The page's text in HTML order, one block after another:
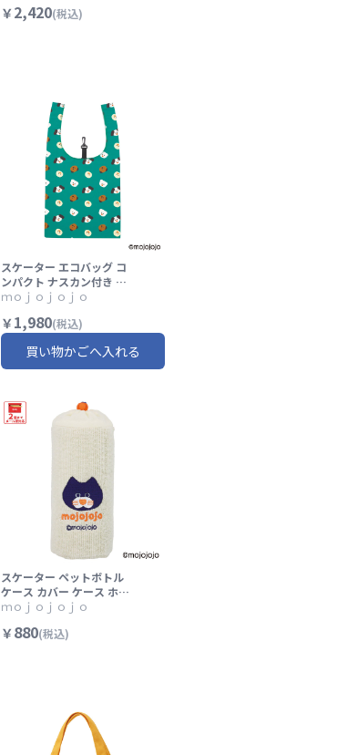
ojo モジョジョジョ グッ
￥ 2,420(税込)
スケーター エコバッグ コ
ンパクト ナスカン付き 折
り畳み 便利 買い物 バッグ
ojojojo モジョジョジョ
グッズ パスアート×グリ
ーン【かばん カバン 可愛
い おしゃれ キャラクタ
ｍｏｊｏｊｏｊｏ
￥ 1,980(税込)
買い物かごへ入れる
スケーター ペットボトル
ケース カバー ケース ホル
ダー ペットボトル 持ち運
ojojojo モジョジョジョ
ｍｏｊｏｊｏｊｏ
￥ 880(税込)